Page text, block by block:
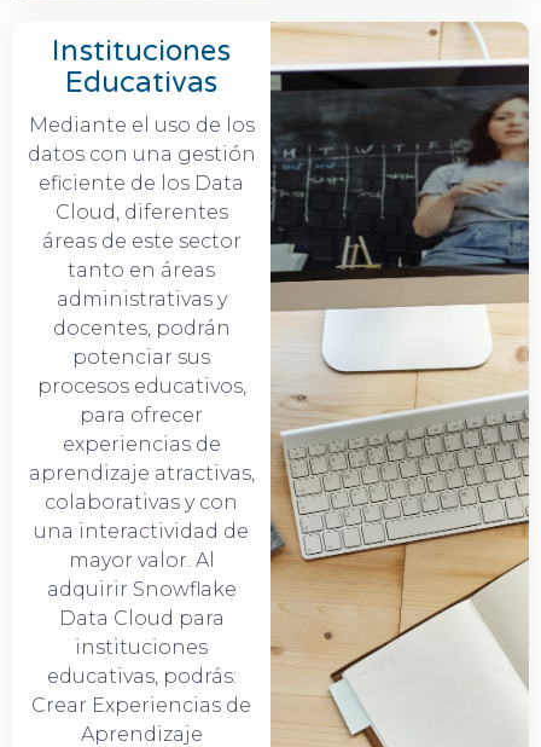
Instituciones
Educativas
Mediante el uso de los
datos con una gestión
eficiente de los Data
Cloud, diferentes
áreas de este sector
tanto en áreas
administrativas y
docentes, podrán
potenciar sus
procesos educativos,
para ofrecer
experiencias de
aprendizaje atractivas,
colaborativas y con
una interactividad de
mayor valor. Al
adquirir Snowflake
Data Cloud para
instituciones
educativas, podrás:
Crear Experiencias de
Aprendizaje